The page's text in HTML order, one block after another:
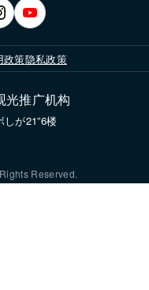
政策隐私政策
光推广机构
が21”6楼
Reserved.